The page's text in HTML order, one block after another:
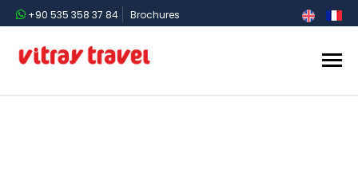
+90 535 358 37 84 Brochures